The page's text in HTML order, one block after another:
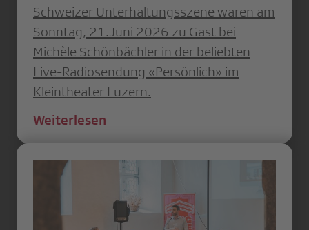
Schweizer Unterhaltungsszene waren am
Sonntag, 21.Juni 2026 zu Gast bei
Michèle Schönbächler in der beliebten
Live-Radiosendung «Persönlich» im
Kleintheater Luzern.
Weiterlesen